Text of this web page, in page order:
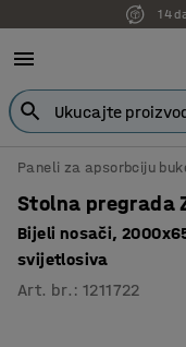
14
Paneli za apsorbciju
Stolna pregrada
Bijeli nosači,
svijetlosiva
Art. br. :1211722